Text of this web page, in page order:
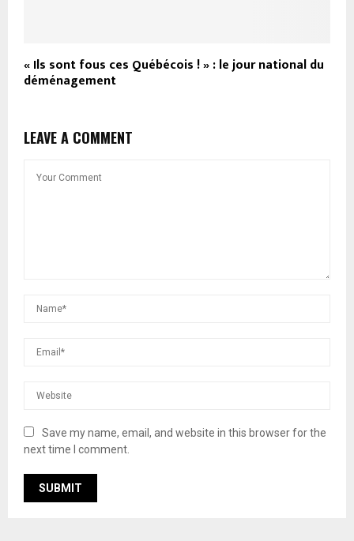
« Ils sont fous ces Québécois ! » : le jour national du
déménagement
LEAVE A COMMENT
Save my name, email, and website in this browser for the
next time I comment.